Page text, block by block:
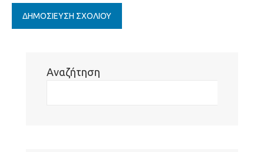
Αναζήτηση